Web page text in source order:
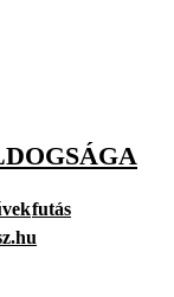
futás